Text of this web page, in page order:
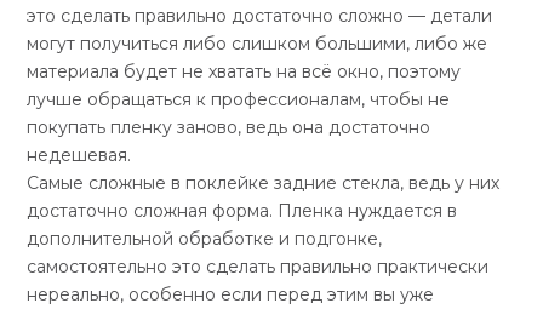
это сделать правильно достаточно сложно — детали
могут получиться либо слишком большими, либо же
материала будет не хватать на всё окно, поэтому
лучше обращаться к профессионалам, чтобы не
покупать пленку заново, ведь она достаточно
недешевая.
Самые сложные в поклейке задние стекла, ведь у них
достаточно сложная форма. Пленка нуждается в
дополнительной обработке и подгонке,
самостоятельно это сделать правильно практически
нереально, особенно если перед этим вы уже